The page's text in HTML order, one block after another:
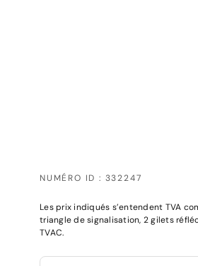
NUMÉRO ID : 332247
Les prix indiqués s’entendent TVA
triangle de signalisation, 2 gilets
TVAC.